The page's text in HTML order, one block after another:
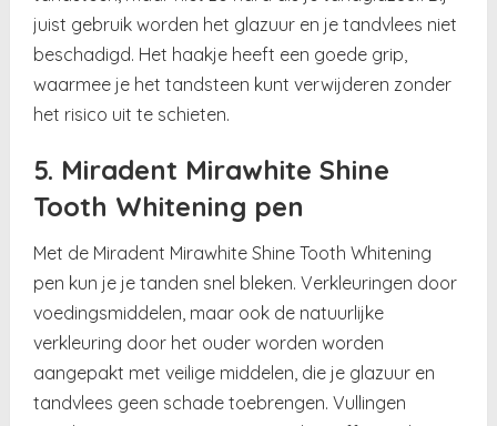
juist gebruik worden het glazuur en je tandvlees niet
beschadigd. Het haakje heeft een goede grip,
waarmee je het tandsteen kunt verwijderen zonder
het risico uit te schieten.
5. Miradent Mirawhite Shine
Tooth Whitening pen
Met de Miradent Mirawhite Shine Tooth Whitening
pen kun je je tanden snel bleken. Verkleuringen door
voedingsmiddelen, maar ook de natuurlijke
verkleuring door het ouder worden worden
aangepakt met veilige middelen, die je glazuur en
tandvlees geen schade toebrengen. Vullingen